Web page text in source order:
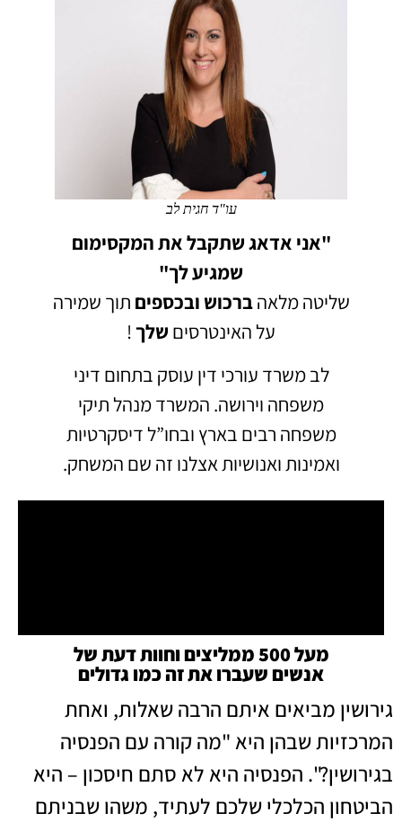
עו"ד חגית לב
"אני אדאג שתקבל את המקסימום
שמגיע לך"
שליטה מלאהברכוש ובכספים תוך שמירה
על האינטרסים שלך!
לב משרד עורכי דין עוסק בתחום דיני
משפחה וירושה. המשרד מנהל תיקי
משפחה רבים בארץ ובחו”ל דיסקרטיות
ואמינות ואנושיות אצלנו זה שם המשחק.
מעל 500 ממליצים וחוות דעת של
אנשים שעברו את זה כמו גדולים
גירושין מביאים איתם הרבה שאלות, ואחת
המרכזיות שבהן היא "מה קורה עם הפנסיה
בגירושין?". הפנסיה היא לא סתם חיסכון – היא
הביטחון הכלכלי שלכם לעתיד, משהו שבניתם